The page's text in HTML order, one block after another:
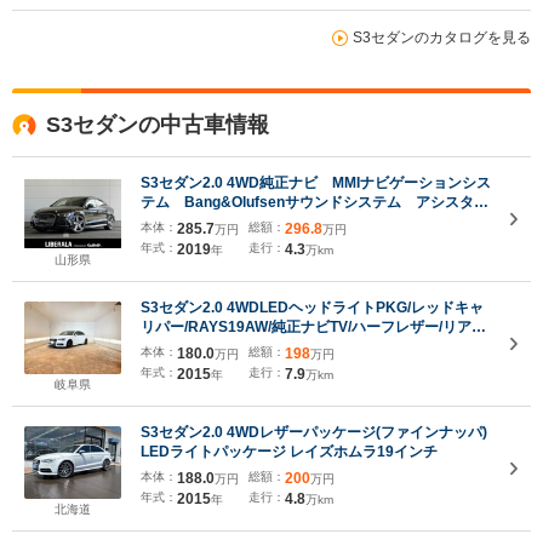
S3セダンのカタログを見る
S3セダンの中古車情報
山形県
S3セダン2.0 4WD純正ナビ MMIナビゲーションシス
テム Bang&Olufsenサウンドシステム アシスタン
スPKG Audiプレセンス Audiパーキングシステ
ム レッドキャリパー マトリクスLEDヘッドライト
本体： 285.7万円
年式： 2019年
総額： 296.8万円
走行： 4.3万km
岐阜県
S3セダン2.0 4WDLEDヘッドライトPKG/レッドキャ
リパー/RAYS19AW/純正ナビTV/ハーフレザー/リアビ
ューカメラ/ETC/マクストンデザインFスポイラー
本体： 180.0万円
年式： 2015年
総額： 198万円
走行： 7.9万km
北海道
S3セダン2.0 4WDレザーパッケージ(ファインナッパ)
LEDライトパッケージ レイズホムラ19インチ
本体： 188.0万円
年式： 2015年
総額： 200万円
走行： 4.8万km